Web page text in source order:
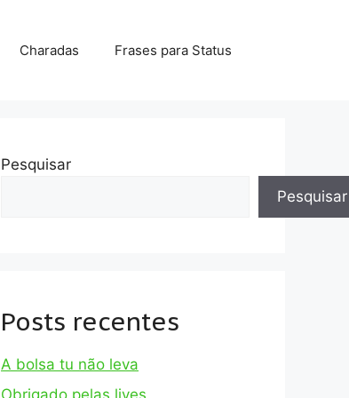
Charadas Frases para Status
Pesquisar
Pesquisar
Posts recentes
A bolsa tu não leva
Obrigado pelas lives